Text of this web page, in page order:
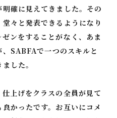
確に見えてきました。その
々と発表できるようになり
ンをすることがなく、あま
SABFAで一つのスキルと
した。
上げをクラスの全員が見て
かったです。お互いにコメ